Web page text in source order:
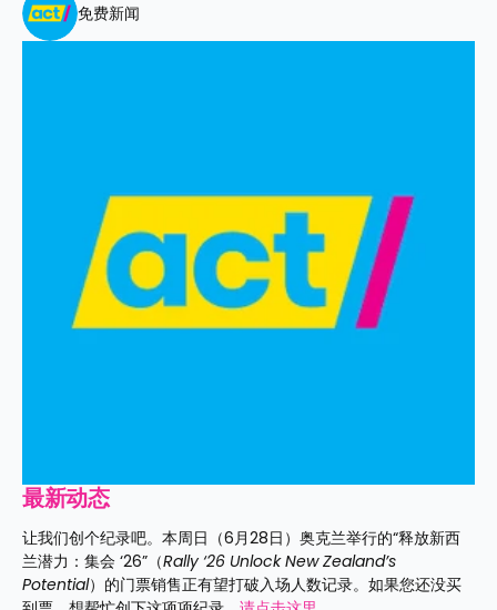
免费新闻
最新动态
让我们创个纪录吧。本周日（6月28日）奥克兰举行的“释放新西
兰潜力：集会 ‘26”（Rally ‘26 Unlock New Zealand’s
Potential）的门票销售正有望打破入场人数记录。如果您还没买